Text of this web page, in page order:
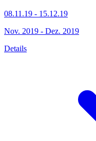
08.11.19 - 15.12.19
Nov. 2019 - Dez. 2019
Details